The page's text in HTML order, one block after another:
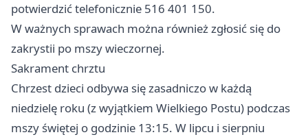
potwierdzić telefonicznie 516 401 150.
W ważnych sprawach można również zgłosić się do
zakrystii po mszy wieczornej.
Sakrament chrztu
Chrzest dzieci odbywa się zasadniczo w każdą
niedzielę roku (z wyjątkiem Wielkiego Postu) podczas
mszy świętej o godzinie 13:15. W lipcu i sierpniu